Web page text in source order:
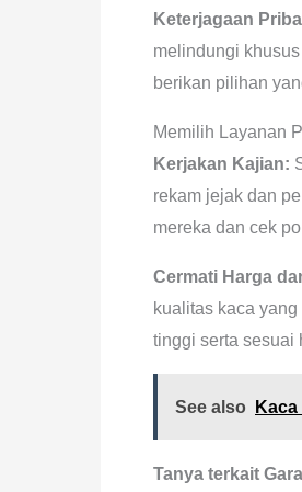
Keterjagaan
melindungi
berikan pilihan
Memilih Layanan
Kerjakan Kajian:
rekam jejak dan
mereka dan cek
Cermati Harga
kualitas kaca
tinggi serta sesuai
See also
Tanya terkait